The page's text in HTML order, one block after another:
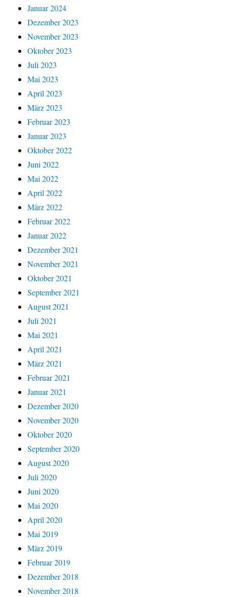
Januar 2024
Dezember 2023
November 2023
Oktober 2023
Juli 2023
Mai 2023
April 2023
März 2023
Februar 2023
Januar 2023
Oktober 2022
Juni 2022
Mai 2022
April 2022
März 2022
Februar 2022
Januar 2022
Dezember 2021
November 2021
Oktober 2021
September 2021
August 2021
Juli 2021
Mai 2021
April 2021
März 2021
Februar 2021
Januar 2021
Dezember 2020
November 2020
Oktober 2020
September 2020
August 2020
Juli 2020
Juni 2020
Mai 2020
April 2020
Mai 2019
März 2019
Februar 2019
Dezember 2018
November 2018